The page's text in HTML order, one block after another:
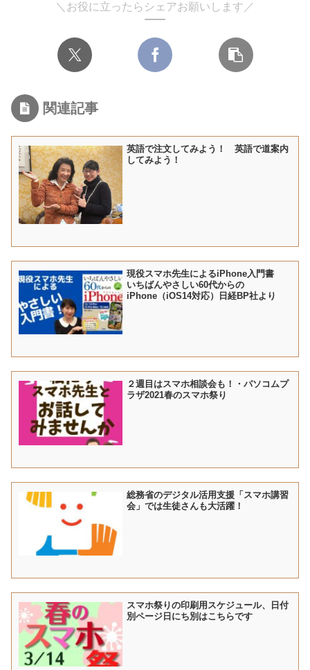
＼お役に立ったらシェアお願いします／
関連記事
英語で注文してみよう！ 英語で道案内
してみよう！
現役スマホ先生によるiPhone入門書
いちばんやさしい60代からの
iPhone（iOS14対応）日経BP社より
２週目はスマホ相談会も！・パソコムプ
ラザ2021春のスマホ祭り
総務省のデジタル活用支援「スマホ講習
会」では生徒さんも大活躍！
スマホ祭りの印刷用スケジュール、日付
別ページ日にち別はこちらです